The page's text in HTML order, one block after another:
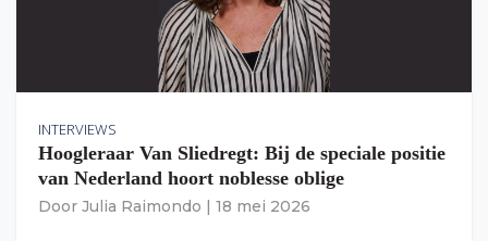
INTERVIEWS
Hoogleraar Van Sliedregt: Bij de speciale positie
van Nederland hoort noblesse oblige
Door Julia Raimondo 18 mei 2026